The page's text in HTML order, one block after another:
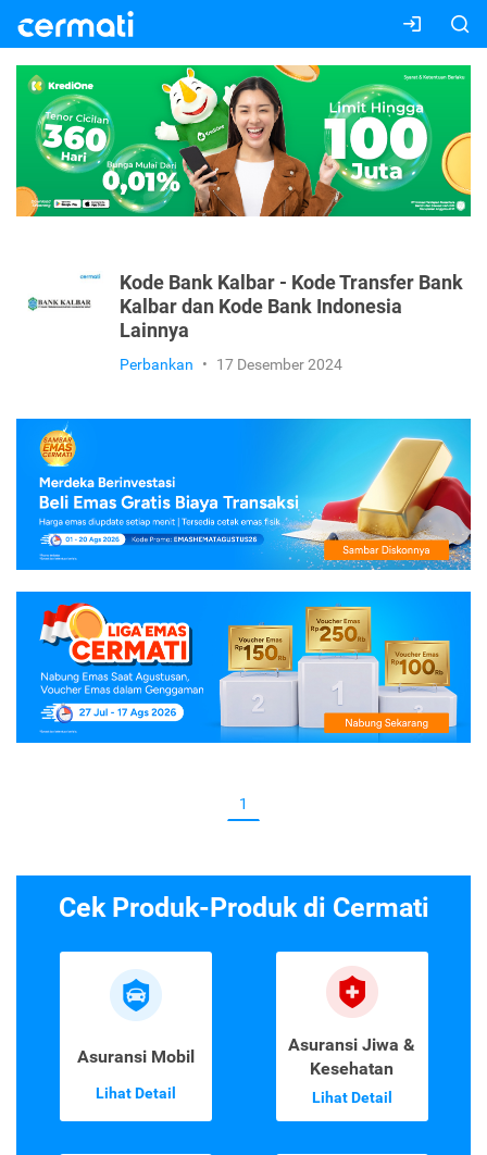
Kode Bank Kalbar - Kode Transfer Bank
Kalbar dan Kode Bank Indonesia
Lainnya
Perbankan • 17 Desember 2024
1
Cek Produk-Produk di Cermati
Asuransi Mobil
Lihat Detail
Asuransi Jiwa &
Kesehatan
Lihat Detail